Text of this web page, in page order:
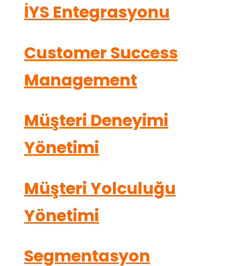
İYS Entegrasyonu
Customer Success
Management
Müşteri Deneyimi
Yönetimi
Müşteri Yolculuğu
Yönetimi
Segmentasyon